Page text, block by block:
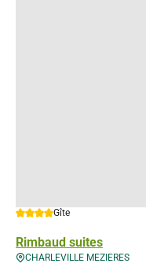
Rimbaud suites
4 étoilesGîte
CHARLEVILLE MEZIERES